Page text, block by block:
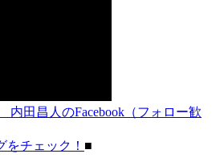
内田昌人のFacebook（フォロー歓
をチェック！ ■